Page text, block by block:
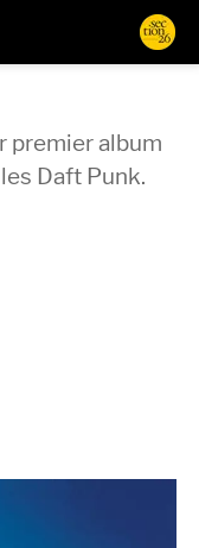
premier album
Daft Punk.